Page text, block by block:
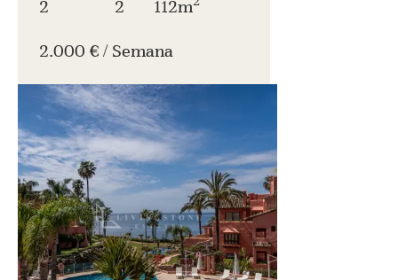
2 2 112m
2.000 € / Semana